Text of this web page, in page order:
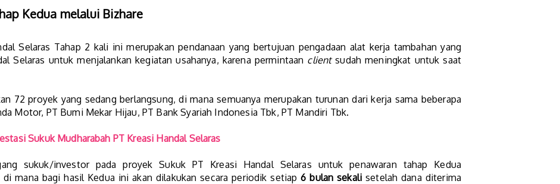
Kedua melalui Bizhare
Selaras Tahap 2 kali ini merupakan pendanaan yang bertujuan pengadaan alat kerja tambahan yang
Selaras untuk menjalankan kegiatan usahanya, karena permintaan clientsudah meningkat untuk saat
72 proyek yang sedang berlangsung, di mana semuanya merupakan turunan dari kerja sama beberapa
Motor, PT Bumi Mekar Hijau, PT Bank Syariah Indonesia Tbk, PT Mandiri Tbk.
Sukuk Mudharabah PT Kreasi Handal Selaras
sukuk/investor pada proyek Sukuk PT Kreasi Handal Selaras untuk penawaran tahap Kedua
di mana bagi hasil Kedua ini akan dilakukan secara periodik setiap6 bulan sekali setelah dana diterima